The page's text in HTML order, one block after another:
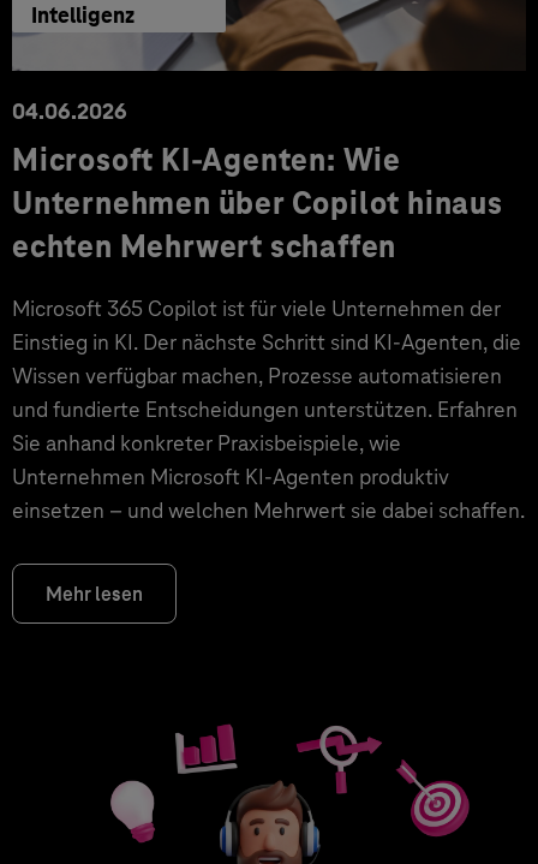
Intelligenz
04.06.2026
Microsoft KI-Agenten: Wie
Unternehmen über Copilot hinaus
echten Mehrwert schaffen
Microsoft 365 Copilot ist für viele Unternehmen der
Einstieg in KI. Der nächste Schritt sind KI-Agenten, die
Wissen verfügbar machen, Prozesse automatisieren
und fundierte Entscheidungen unterstützen. Erfahren
Sie anhand konkreter Praxisbeispiele, wie
Unternehmen Microsoft KI-Agenten produktiv
einsetzen – und welchen Mehrwert sie dabei schaffen.
Mehr lesen